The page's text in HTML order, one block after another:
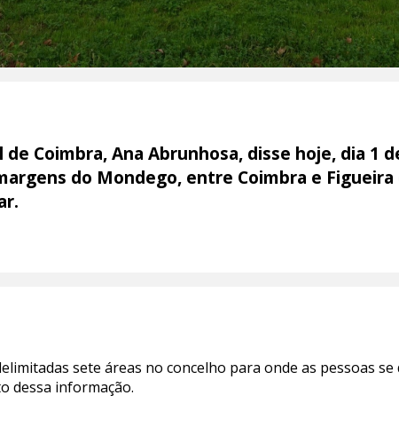
Coimbra, Ana Abrunhosa, disse hoje, dia 1
do Mondego, entre Coimbra e Figueira
sete áreas no concelho para onde as pessoas
dessa informação.